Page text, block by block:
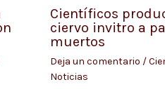
Científicos
ciervo invitro a
muertos
Deja un comentario /
Noticias